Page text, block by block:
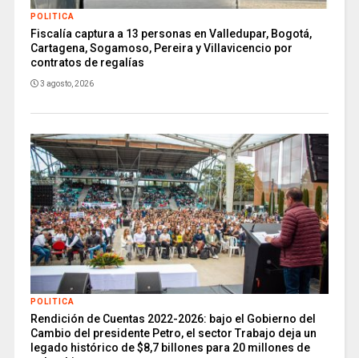
POLITICA
Fiscalía captura a 13 personas en Valledupar, Bogotá,
Cartagena, Sogamoso, Pereira y Villavicencio por
contratos de regalías
3 agosto, 2026
POLITICA
Rendición de Cuentas 2022-2026: bajo el Gobierno del
Cambio del presidente Petro, el sector Trabajo deja un
legado histórico de $8,7 billones para 20 millones de